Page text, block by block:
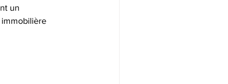
un
immobilière